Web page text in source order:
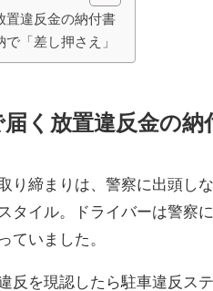
置違反金の納付書
「差し押さえ」
く放置違反金の納
り締まりは、警察に出頭し
タイル。ドライバーは警察
ていました。
反を現認したら駐車違反ス